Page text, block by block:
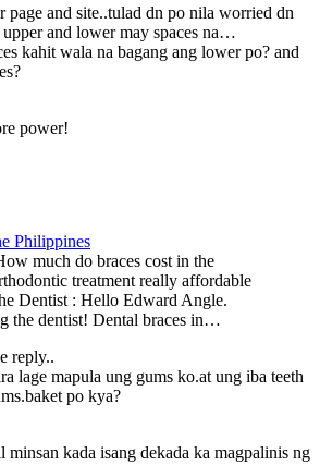
page and site..tulad dn po nila worried dn
and lower may spaces na…
kahit wala na bagang ang lower po? and
power!
Philippines
much do braces cost in the
treatment really affordable
Dentist : Hello Edward Angle.
the dentist! Dental braces in…
reply..
lage mapula ung gums ko.at ung iba teeth
po kya?
kada isang dekada ka magpalinis ng